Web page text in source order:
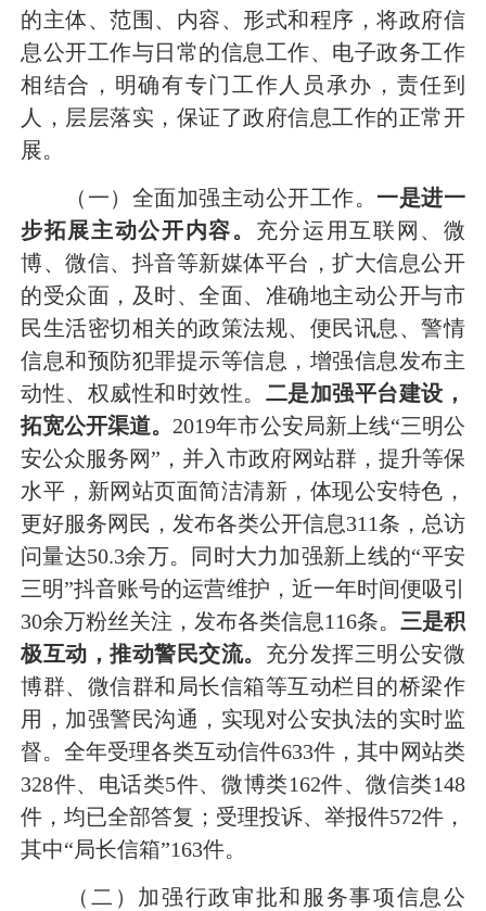
的主体、范围、内容、形式和程序，将政府信
息公开工作与日常的信息工作、电子政务工作
相结合，明确有专门工作人员承办，责任到
人，层层落实，保证了政府信息工作的正常开
展。
（一）全面加强主动公开工作。 一是进一
步拓展主动公开内容。 充分运用互联网、微
博、微信、抖音等新媒体平台，扩大信息公开
的受众面，及时、全面、准确地主动公开与市
民生活密切相关的政策法规、便民讯息、警情
信息和预防犯罪提示等信息，增强信息发布主
动性、权威性和时效性。 二是加强平台建设，
拓宽公开渠道。 2019年市公安局新上线“三明公
安公众服务网”，并入市政府网站群，提升等保
水平，新网站页面简洁清新，体现公安特色，
更好服务网民，发布各类公开信息311条，总访
问量达50.3余万。同时大力加强新上线的“平安
三明”抖音账号的运营维护，近一年时间便吸引
30余万粉丝关注，发布各类信息116条。 三是积
极互动，推动警民交流。 充分发挥三明公安微
博群、微信群和局长信箱等互动栏目的桥梁作
用，加强警民沟通，实现对公安执法的实时监
督。全年受理各类互动信件633件，其中网站类
328件、电话类5件、微博类162件、微信类148
件，均已全部答复；受理投诉、举报件572件，
其中“局长信箱”163件。
（二）加强行政审批和服务事项信息公